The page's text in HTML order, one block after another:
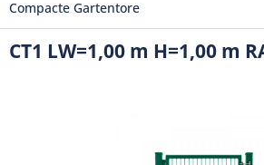
Compacte Gartentore
CT1 LW=1,00 m H=1,00 m